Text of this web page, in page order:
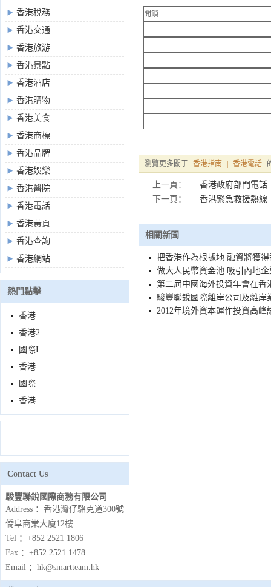
香港稅務
香港交通
香港旅游
香港景點
香港酒店
香港購物
香港美食
香港商標
香港品牌
香港娛樂
香港醫院
香港電話
香港黃頁
香港查詢
香港網站
熱門點擊
香港...
香港2...
國際I...
香港...
國際 ...
香港...
Contact Us
駿豐聯銳國際商務有限公司
Address ：香港灣仔駱克道300號
僑阜商業大廈12樓
Tel ：+852 2521 1806
Fax ：+852 2521 1478
Email ：hk@smartteam.hk
開鎖
瀏覽更多關于 香港指南 香港電話
上一頁：
香港政府部門電話
下一頁：
香港緊急救援熱線
相關新聞
把香港作為根據地 融資將獲
做大人民幣資金池 吸引內地
第二屆中國海外投資年會在香
駿豐聯銳國際離岸公司及離岸
2012年境外資本運作投資高峰